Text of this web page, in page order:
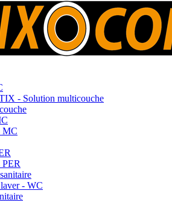
- Solution multicouche
MC
PER
- WC